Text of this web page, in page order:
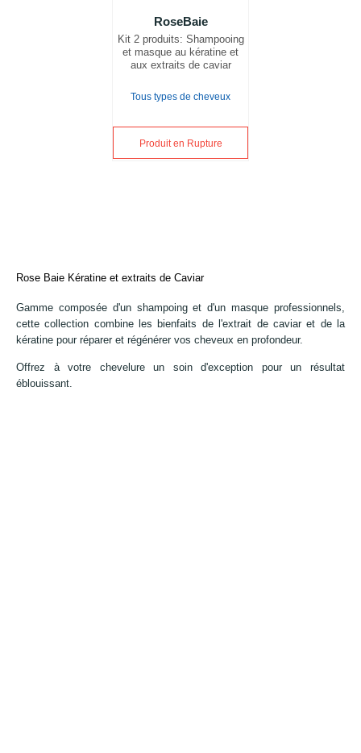
RoseBaie
Kit 2 produits: Shampooing
et masque au kératine et
aux extraits de caviar
Tous types de cheveux
Produit en Rupture
Rose Baie Kératine et extraits de Caviar
Gamme composée d'un shampoing et d'un masque professionnels,
cette collection combine les bienfaits de l'extrait de caviar et de la
kératine pour réparer et régénérer vos cheveux en profondeur.
Offrez à votre chevelure un soin d'exception pour un résultat
éblouissant.